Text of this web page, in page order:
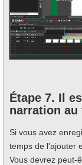
Étape 7. Il
narration
Si vous avez
temps de l'ajouter
Vous devrez peut-